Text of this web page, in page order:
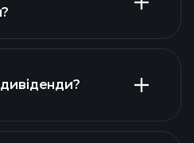
фінансових звітах